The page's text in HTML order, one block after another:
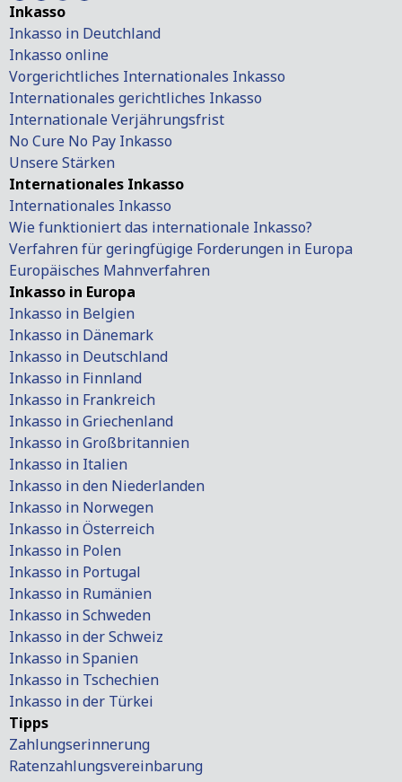
Inkasso
Inkasso in Deutchland
Inkasso online
Vorgerichtliches Internationales Inkasso
Internationales gerichtliches Inkasso
Internationale Verjährungsfrist
No Cure No Pay Inkasso
Unsere Stärken
Internationales Inkasso
Internationales Inkasso
Wie funktioniert das internationale Inkasso?
Verfahren für geringfügige Forderungen in Europa
Europäisches Mahnverfahren
Inkasso in Europa
Inkasso in Belgien
Inkasso in Dänemark
Inkasso in Deutschland
Inkasso in Finnland
Inkasso in Frankreich
Inkasso in Griechenland
Inkasso in Großbritannien
Inkasso in Italien
Inkasso in den Niederlanden
Inkasso in Norwegen
Inkasso in Österreich
Inkasso in Polen
Inkasso in Portugal
Inkasso in Rumänien
Inkasso in Schweden
Inkasso in der Schweiz
Inkasso in Spanien
Inkasso in Tschechien
Inkasso in der Türkei
Tipps
Zahlungserinnerung
Ratenzahlungsvereinbarung